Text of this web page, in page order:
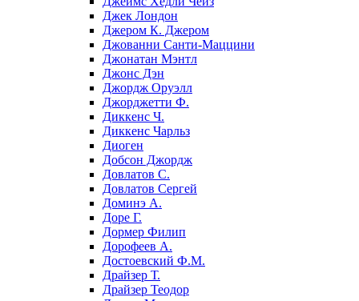
Джек Лондон
Джером К. Джером
Джованни Санти-Маццини
Джонатан Мэнтл
Джонс Дэн
Джордж Оруэлл
Джорджетти Ф.
Диккенс Ч.
Диккенс Чарльз
Диоген
Добсон Джордж
Довлатов С.
Довлатов Сергей
Доминэ А.
Доре Г.
Дормер Филип
Дорофеев А.
Достоевский Ф.М.
Драйзер Т.
Драйзер Теодор